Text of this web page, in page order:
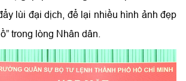
lùi đại dịch, để lại nhiều hình ảnh đẹp
trong lòng Nhân dân.